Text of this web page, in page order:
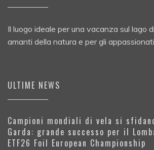
Il luogo ideale per una vacanza sul lago
amanti della natura e per gli
ULTIME NEWS
Campioni mondiali di vela si
Garda: grande successo per il
ETF26 Foil European Championship